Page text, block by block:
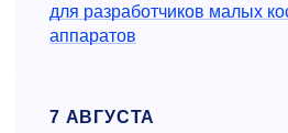
для разработчиков малых
аппаратов
7 АВГУСТА